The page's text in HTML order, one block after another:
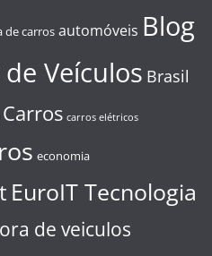
de carros automóveis Blog
Veículos Brasil
Carros carros elétricos
economia
EuroIT Tecnologia
de veiculos